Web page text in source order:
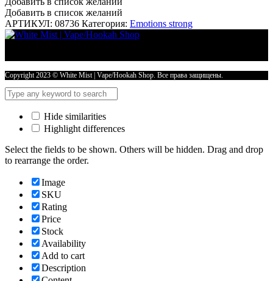
Добавить в список желаний
АРТИКУЛ: 08736 Категория: Emotions strong
Copyright 2023 © White Mist | Vape/Hookah Shop. Все права защищены.
Hide similarities
Highlight differences
Select the fields to be shown. Others will be hidden. Drag and drop
to rearrange the order.
Image
SKU
Rating
Price
Stock
Availability
Add to cart
Description